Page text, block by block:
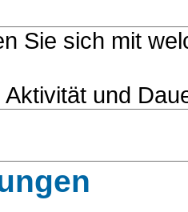
Sie sich mit
und